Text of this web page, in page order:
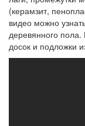
(керамзит,
видео можно
деревянного
досок и подложки